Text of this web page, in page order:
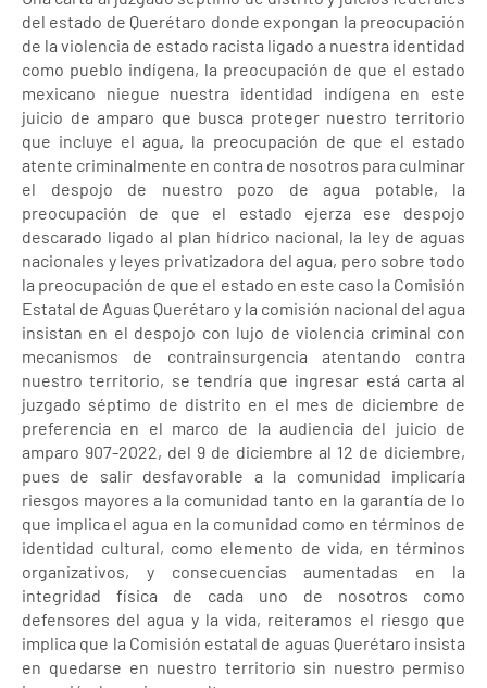
del estado de Querétaro donde expongan la preocupación
de la violencia de estado racista ligado a nuestra identidad
como pueblo indígena, la preocupación de que el estado
mexicano niegue nuestra identidad indígena en este
juicio de amparo que busca proteger nuestro territorio
que incluye el agua, la preocupación de que el estado
atente criminalmente en contra de nosotros para culminar
el despojo de nuestro pozo de agua potable, la
preocupación de que el estado ejerza ese despojo
descarado ligado al plan hídrico nacional, la ley de aguas
nacionales y leyes privatizadora del agua, pero sobre todo
la preocupación de que el estado en este caso la Comisión
Estatal de Aguas Querétaro y la comisión nacional del agua
insistan en el despojo con lujo de violencia criminal con
mecanismos de contrainsurgencia atentando contra
nuestro territorio, se tendría que ingresar está carta al
juzgado séptimo de distrito en el mes de diciembre de
preferencia en el marco de la audiencia del juicio de
amparo 907-2022, del 9 de diciembre al 12 de diciembre,
pues de salir desfavorable a la comunidad implicaría
riesgos mayores a la comunidad tanto en la garantía de lo
que implica el agua en la comunidad como en términos de
identidad cultural, como elemento de vida, en términos
organizativos, y consecuencias aumentadas en la
integridad física de cada uno de nosotros como
defensores del agua y la vida, reiteramos el riesgo que
implica que la Comisión estatal de aguas Querétaro insista
en quedarse en nuestro territorio sin nuestro permiso